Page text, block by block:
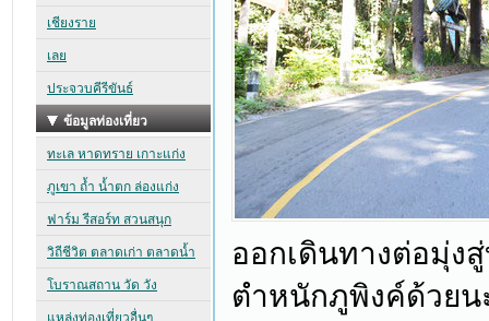
ออกเดินทางต่อมุ่ง
ตำหนักภูพิงค์ด้วยน